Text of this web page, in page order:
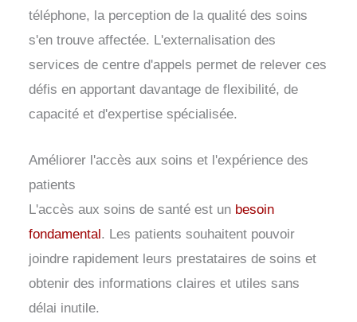
téléphone, la perception de la qualité des soins
s'en trouve affectée. L'externalisation des
services de centre d'appels permet de relever ces
défis en apportant davantage de flexibilité, de
capacité et d'expertise spécialisée.
Améliorer l'accès aux soins et l'expérience des
patients
L'accès aux soins de santé est un besoin
fondamental . Les patients souhaitent pouvoir
joindre rapidement leurs prestataires de soins et
obtenir des informations claires et utiles sans
délai inutile.